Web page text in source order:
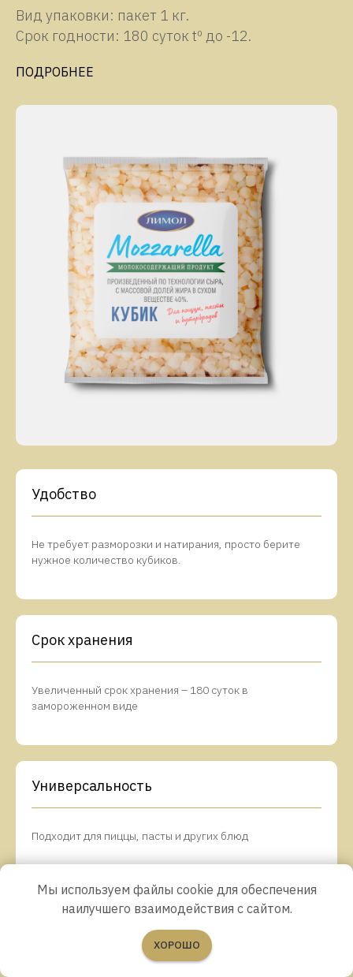
Вид упаковки: пакет 1 кг.
Срок годности: 180 суток tº до -12.
ПОДРОБНЕЕ
Удобство
Не требует разморозки и натирания, просто берите
нужное количество кубиков.
Срок хранения
Увеличенный срок хранения – 180 суток в
замороженном виде
Универсальность
Подходит для пиццы, пасты и других блюд
Мы используем файлы cookie для обеспечения
наилучшего взаимодействия с сайтом.
ХОРОШО